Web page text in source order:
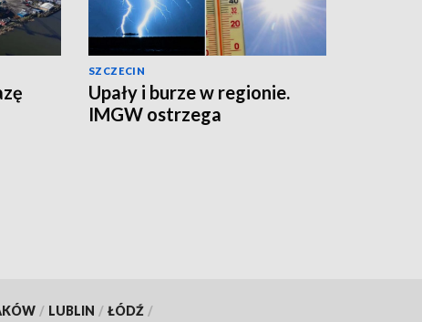
SZCZECIN
Upały i burze w regionie.
IMGW ostrzega
/ LUBLIN / ŁÓDŹ /